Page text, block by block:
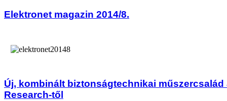
Elektronet magazin 2014/8.
Új, kombinált biztonságtechnikai műszercsalád
Research-től